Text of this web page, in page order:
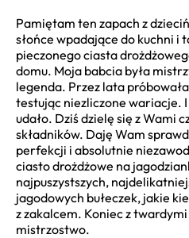
Pamiętam ten zapach z
słońce wpadające do kuchni i
pieczonego ciasta
domu. Moja babcia była
legenda. Przez lata
testując niezliczone wariacje.
udało. Dziś dzielę się z Wami
składników. Daję Wam
perfekcji i absolutnie
ciasto drożdżowe na
najpuszystszych,
jagodowych bułeczek, jakie
z zakalcem. Koniec z twardymi
mistrzostwo.